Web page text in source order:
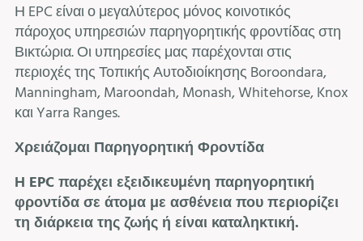
Η EPC είναι ο μεγαλύτερος μόνος κοινοτικός
πάροχος υπηρεσιών παρηγορητικής φροντίδας στη
Βικτώρια. Οι υπηρεσίες μας παρέχονται στις
περιοχές της Τοπικής Αυτοδιοίκησης Boroondara,
Manningham, Maroondah, Monash, Whitehorse, Knox
και Yarra Ranges.
Χρειάζομαι Παρηγορητική Φροντίδα
Η EPC παρέχει εξειδικευμένη παρηγορητική
φροντίδα σε άτομα με ασθένεια που περιορίζει
τη διάρκεια της ζωής ή είναι καταληκτική.